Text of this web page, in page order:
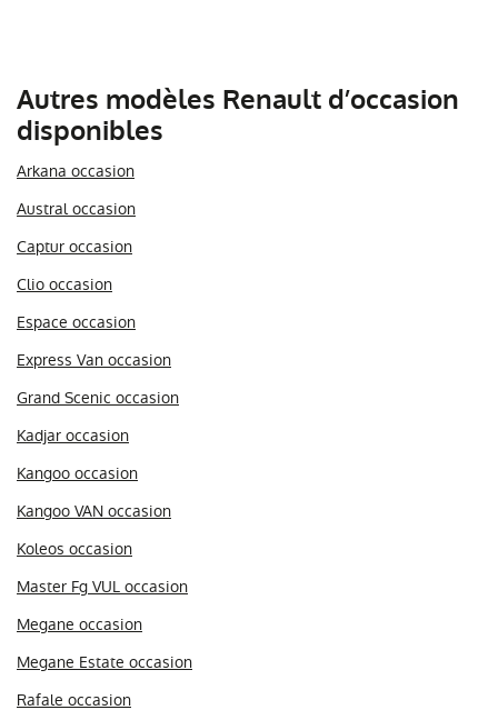
Autres modèles Renault d’occasion
disponibles
Arkana occasion
Austral occasion
Captur occasion
Clio occasion
Espace occasion
Express Van occasion
Grand Scenic occasion
Kadjar occasion
Kangoo occasion
Kangoo VAN occasion
Koleos occasion
Master Fg VUL occasion
Megane occasion
Megane Estate occasion
Rafale occasion